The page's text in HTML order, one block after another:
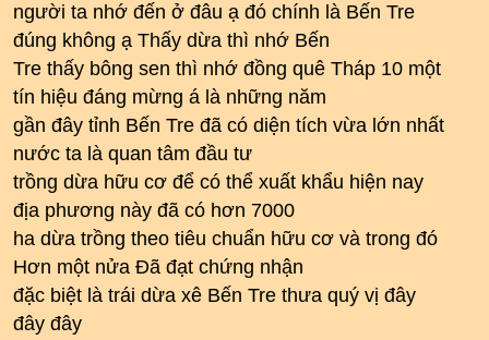
người ta nhớ đến ở đâu ạ đó chính là Bến Tre
đúng không ạ Thấy dừa thì nhớ Bến
Tre thấy bông sen thì nhớ đồng quê Tháp 10 một
tín hiệu đáng mừng á là những năm
gần đây tỉnh Bến Tre đã có diện tích vừa lớn nhất
nước ta là quan tâm đầu tư
trồng dừa hữu cơ để có thể xuất khẩu hiện nay
địa phương này đã có hơn 7000
ha dừa trồng theo tiêu chuẩn hữu cơ và trong đó
Hơn một nửa Đã đạt chứng nhận
đặc biệt là trái dừa xê Bến Tre thưa quý vị đây
đây đây